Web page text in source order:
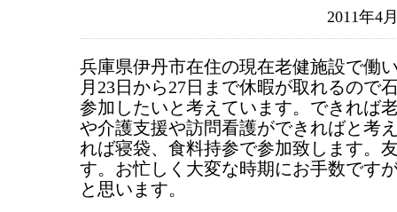
2011年4
兵庫県伊丹市在住の現在老健施設で働
月23日から27日まで休暇が取れるので
参加したいと考えています。できれば
や介護支援や訪問看護ができればと考
れば寝袋、食料持参で参加致します。
す。お忙しく大変な時期にお手数です
と思います。